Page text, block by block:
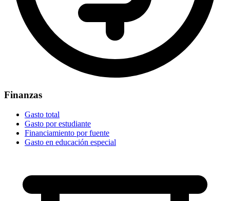
Finanzas
Gasto total
Gasto por estudiante
Financiamiento por fuente
Gasto en educación especial